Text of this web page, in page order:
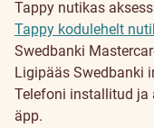
Tappy nutikas
Tappy kodulehelt
Swedbanki
Ligipääs Swedbanki
Telefoni installitud ja
äpp.